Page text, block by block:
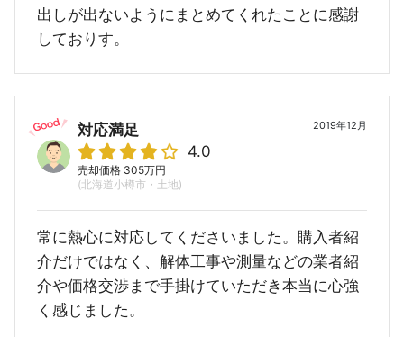
出しが出ないようにまとめてくれたことに感謝
しておりす。
2019年12月
対応満足
4.0
売却価格 305万円
(北海道小樽市・土地)
常に熱心に対応してくださいました。購入者紹
介だけではなく、解体工事や測量などの業者紹
介や価格交渉まで手掛けていただき本当に心強
く感じました。